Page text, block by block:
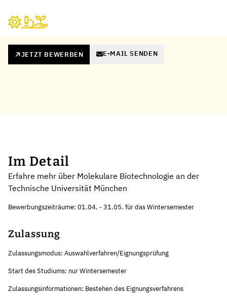
JETZT BEWERBEN E-MAIL SENDEN
Im Detail
Erfahre mehr über Molekulare Biotechnologie an der
Technische Universität München
Bewerbungszeiträume: 01.04. - 31.05. für das Wintersemester
Zulassung
Zulassungsmodus: Auswahlverfahren/Eignungsprüfung
Start des Studiums: nur Wintersemester
Zulassungsinformationen: Bestehen des Eignungsverfahrens